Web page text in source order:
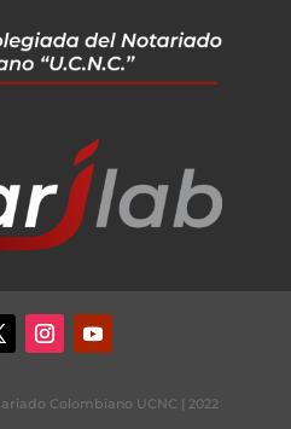
Colombiano UCNC | 2022